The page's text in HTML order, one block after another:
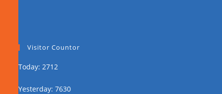
Visitor Countor
Today: 2712
Yesterday: 7630